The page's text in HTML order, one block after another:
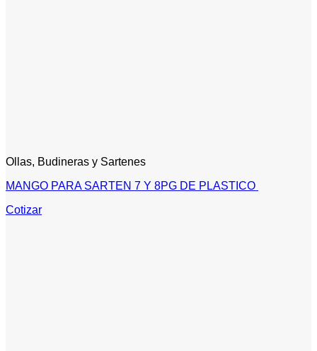
Ollas, Budineras y Sartenes
MANGO PARA SARTEN 7 Y 8PG DE PLASTICO
Cotizar